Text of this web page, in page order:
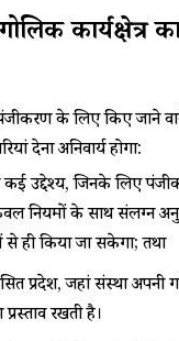
कार्यक्षेत्र
के लिए किए जाने
देना अनिवार्य होगा:
उद्देश्य, जिनके लिए
नियमों के साथ संलग्न
से ही किया जा सकेगा; तथा
प्रदेश, जहां संस्था अपनी
रखती है।